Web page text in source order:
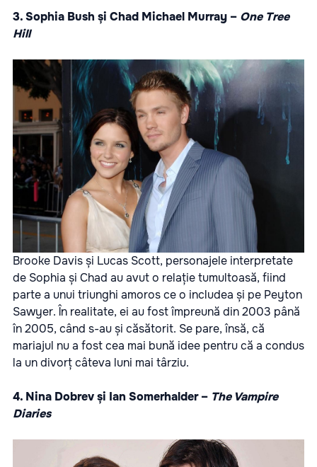
3. Sophia Bush și Chad Michael Murray – One Tree
Hill
Brooke Davis și Lucas Scott, personajele interpretate
de Sophia și Chad au avut o relație tumultoasă, fiind
parte a unui triunghi amoros ce o includea și pe Peyton
Sawyer. În realitate, ei au fost împreună din 2003 până
în 2005, când s-au și căsătorit. Se pare, însă, că
mariajul nu a fost cea mai bună idee pentru că a condus
la un divorț câteva luni mai târziu.
4. Nina Dobrev și Ian Somerhalder – The Vampire
Diaries